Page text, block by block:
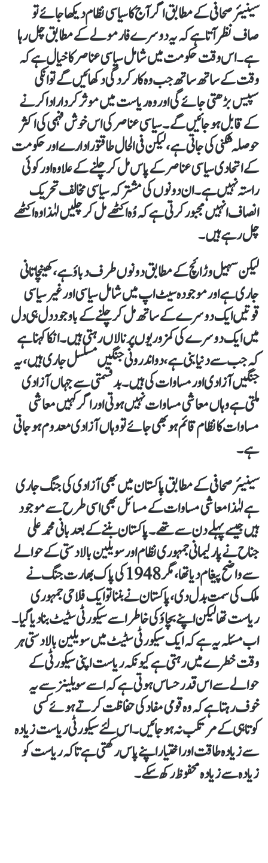
سینیئر صحافی کے مطابق اگر آج کا سیاسی نظام دیکھا جائے تو
صاف نظر آتا ہے کہ یہ دوسرے فارمولے کے مطابق چل رہا
ہے۔ اس وقت حکومت میں شامل سیاسی عناصر کا خیال ہے کہ
وقت کے ساتھ ساتھ جب وہ کارکردگی دکھائیں گے تو انکی
سپیس بڑھتی جائے گی اور وہ ریاست میں موثر کردار ادا کرنے
کے قابل ہو جائیں گے۔ سیاسی عناصر کی اس خوش فہمی کی اکثر
حوصلہ شکنی کی جاتی ہے، لیکن فی الحال طاقتور ادارے اور حکومت
کے اتحادی سیاسی عناصر کے پاس مل کر چلنے کے علاوہ اور کوئی
راستہ نہیں ہے۔ ان دونوں کی مشترکہ سیاسی مخالف تحریک
انصاف انہیں مجبور کرتی ہے کہ وُہ اکٹھے مل کر چلیں لہٰذا وہ اکٹھے
چل رہے ہیں۔
لیکن سہیل وڑائچ کے مطابق دونوں طرف دباؤ ہے، کھینچا تانی
جاری ہے اور موجودہ سیٹ اپ میں شامل سیاسی اور غیر سیاسی
قوتیں ایک دوسرے کے ساتھ مل کر چلنے کے باوجود دل ہی دل
میں ایک دوسرے کی کمزوریوں پر نالاں رہتی ہیں۔ انکا کہنا ہے
کہ جب سے دنیا بنی ہے، دو اندرونی جنگیں مسلسل جاری ہیں، یہ
جنگیں آزادی اور مساوات کی ہیں۔ بدقسمتی سے جہاں آزادی
ملتی ہے وہاں معاشی مساوات نہیں ہوتی اور اگر کہیں معاشی
مساوات کا نظام قائم ہو بھی جائے تو وہاں آزادی معدوم ہو جاتی
ہے۔
سینیئر صحافی کے مطابق پاکستان میں بھی آزادی کی جنگ جاری
ہے لہٰذا معاشی مساوات کے مسائل بھی اسی طرح سے موجود
ہیں جیسے پہلے دن سے تھے۔ پاکستان بننے کے بعد بانی محمد علی
جناح نے پارلیمانی جمہوری نظام اور سویلین بالادستی کے حوالے
سے واضح پیغام دیا تھا، مگر 1948 کی پاک بھارت جنگ نے
ملک کی سمت بدل دی، پاکستان نے بننا تو ایک فلاحی جمہوری
ریاست تھا لیکن اپنے بچاؤ کی خاطر اسے سیکورٹی سٹیٹ بنا دیا گیا۔
اب مسئلہ یہ ہے کہ ایک سیکورٹی سٹیٹ میں سویلین بالادستی ہر
وقت خطرے میں رہتی ہے کیونکہ ریاست اپنی سیکورٹی کے
حوالے سے اس قدر حساس ہوتی ہے کہ اسے سویلینز سے یہ
خوف رہتا ہے کہ وہ قومی مفاد کی حفاظت کرتے ہوئے کسی
کوتاہی کے مرتکب نہ ہو جائیں۔ اس لئے سیکورٹی ریاست زیادہ
سے زیادہ طاقت اور اختیار اپنے پاس رکھتی ہے تاکہ ریاست کو
زیادہ سے زیادہ محفوظ رکھ سکے۔